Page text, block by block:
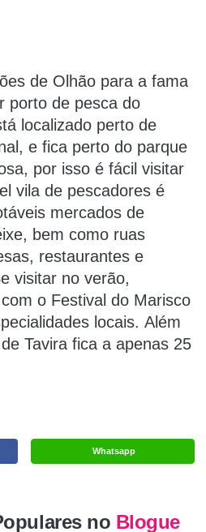
de Olhão para a fama
porto de pesca do
localizado perto de
e fica perto do parque
por isso é fácil visitar
vila de pescadores é
mercados de
bem como ruas
restaurantes e
visitar no verão,
o Festival do Marisco
locais. Além
Tavira fica a apenas 25
Whatsapp
no Blogue